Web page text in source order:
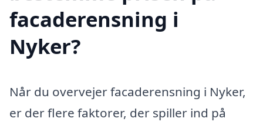
facaderensning i
Nyker?
Når du overvejer facaderensning i Nyker,
er der flere faktorer, der spiller ind på